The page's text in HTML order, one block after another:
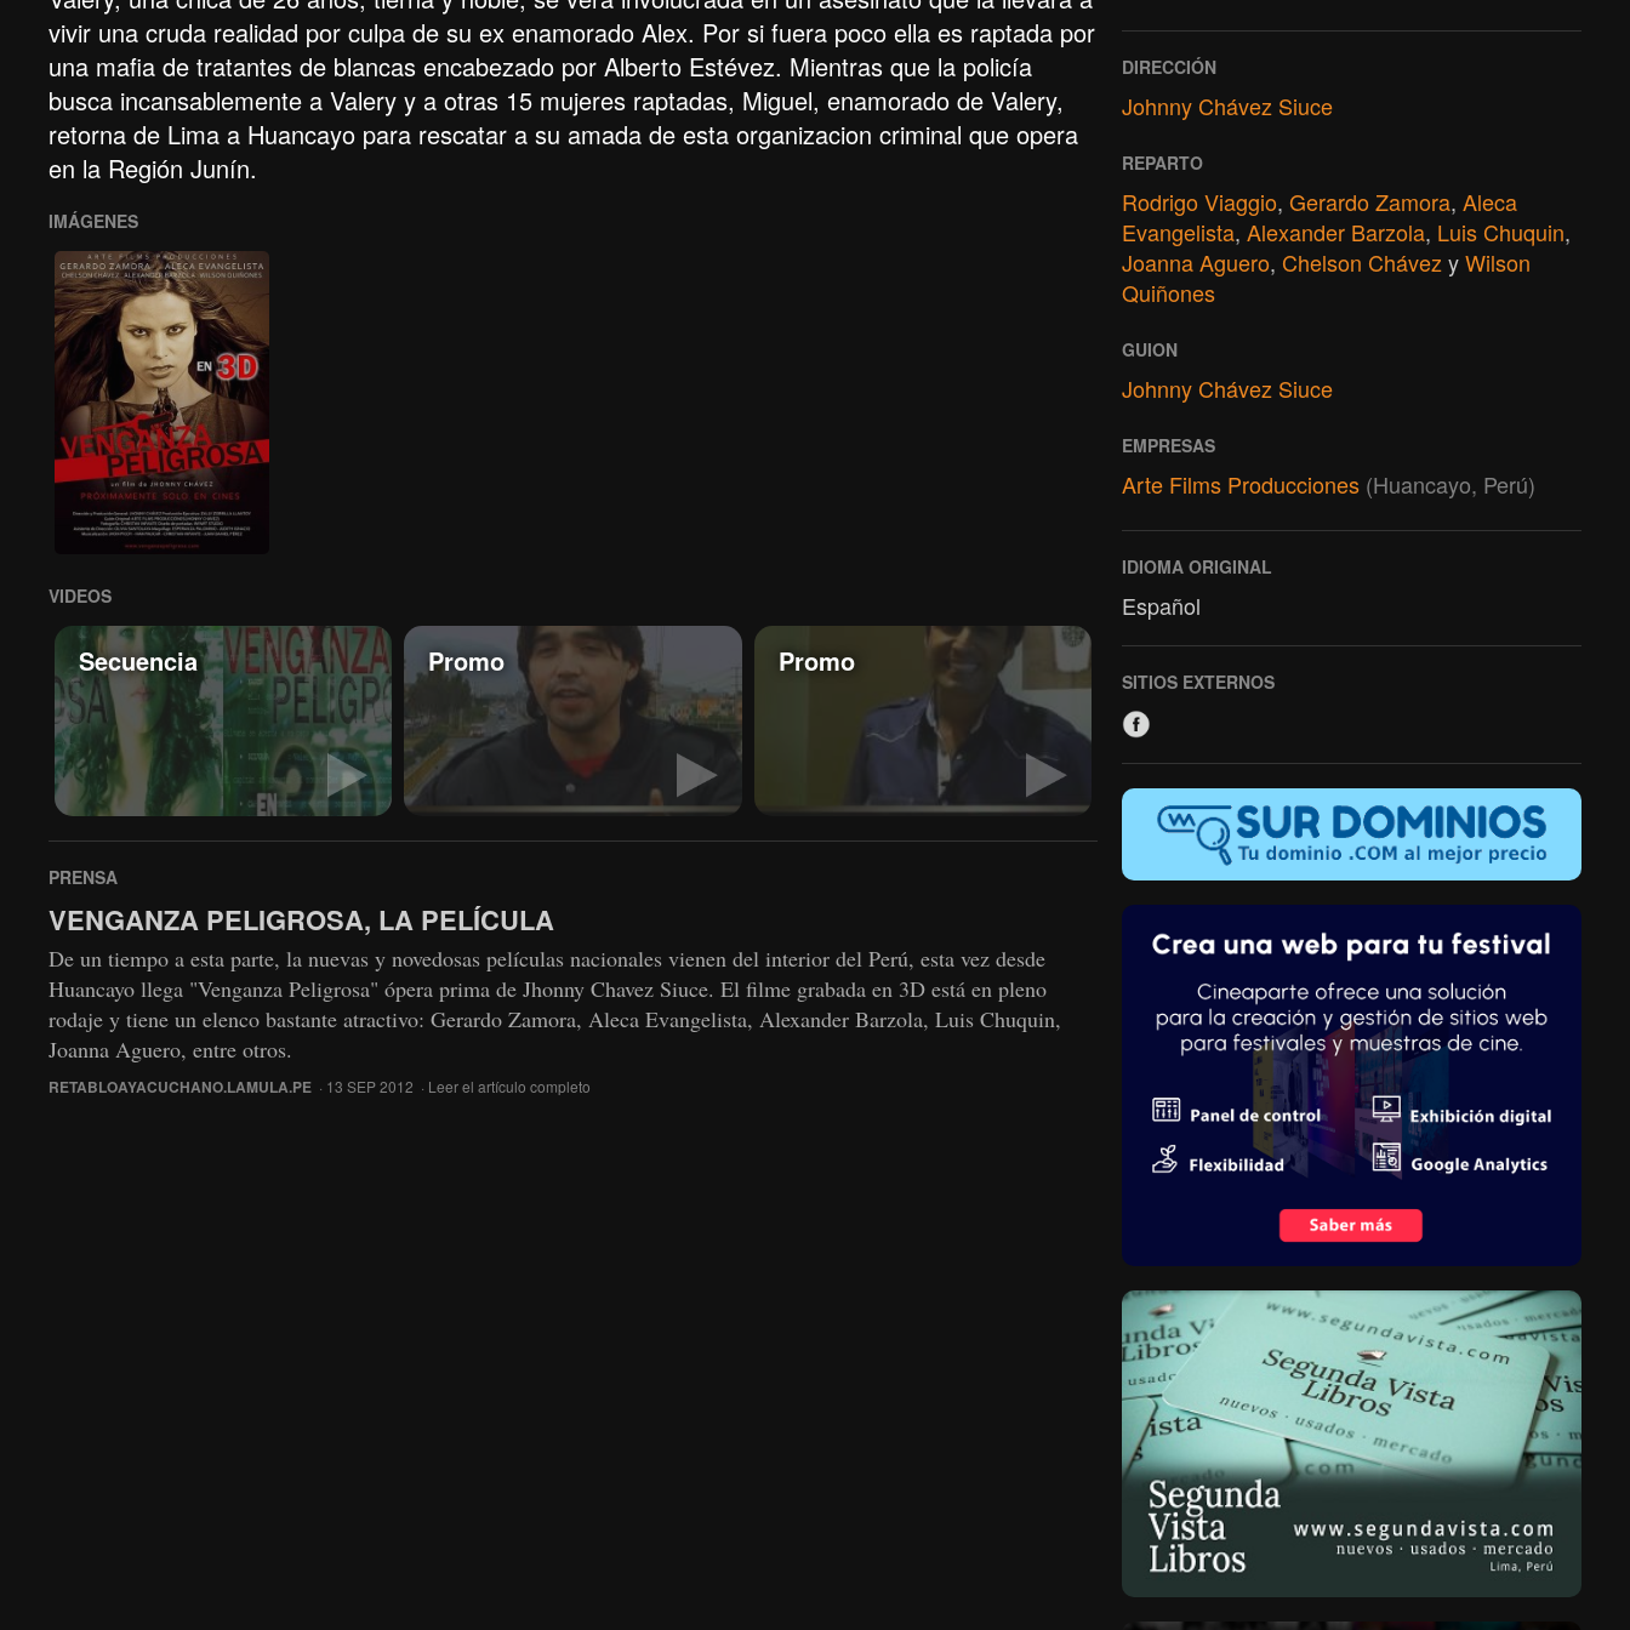
vivir una cruda realidad por culpa de su ex enamorado Alex. Por si fuera poco ella es raptada por
una mafia de tratantes de blancas encabezado por Alberto Estévez. Mientras que la policía
busca incansablemente a Valery y a otras 15 mujeres raptadas, Miguel, enamorado de Valery,
retorna de Lima a Huancayo para rescatar a su amada de esta organizacion criminal que opera
en la Región Junín.
IMÁGENES
VIDEOS
Secuencia Promo Promo
PRENSA
VENGANZA PELIGROSA, LA PELÍCULA
De un tiempo a esta parte, la nuevas y novedosas películas nacionales vienen del interior del Perú, esta vez desde
Huancayo llega "Venganza Peligrosa" ópera prima de Jhonny Chavez Siuce. El filme grabada en 3D está en pleno
rodaje y tiene un elenco bastante atractivo: Gerardo Zamora, Aleca Evangelista, Alexander Barzola, Luis Chuquin,
Joanna Aguero, entre otros.
RETABLOAYACUCHANO.LAMULA.PE · 13 SEP 2012 · Leer el artículo completo
DIRECCIÓN
Johnny Chávez Siuce
REPARTO
Rodrigo Viaggio, Gerardo Zamora, Aleca
Evangelista, Alexander Barzola, Luis Chuquin,
Joanna Aguero, Chelson Chávez yWilson
Quiñones
GUION
Johnny Chávez Siuce
EMPRESAS
Arte Films Producciones (Huancayo, Perú)
IDIOMA ORIGINAL
Español
SITIOS EXTERNOS